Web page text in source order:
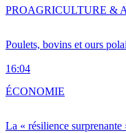
Poulets, bovins et ours
16:04
PROAGRICULTURE &
La « résilience
ÉCONOMIE